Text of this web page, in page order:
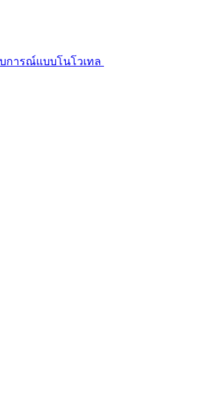
การณ์แบบโนโวเทล